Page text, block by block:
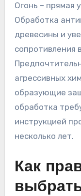
Огонь – прямая
Обработка
древесины и
сопротивления
агрессивных
образующие
обработка
инструкцией
несколько лет.
Как